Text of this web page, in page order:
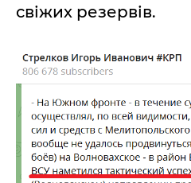
свіжих резервів.